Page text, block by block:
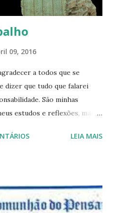
09, 2016
a todos que se
dizer que tudo que falarei
São minhas
estudos e reflexões, mas
desta forma. Eu vos
visão. Durante todo
este tema e gostaríamos de
LEIA MAIS